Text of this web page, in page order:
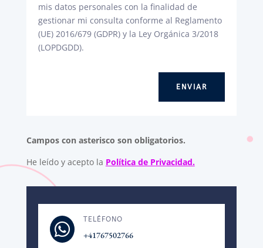
mis datos personales con la finalidad de
gestionar mi consulta conforme al Reglamento
(UE) 2016/679 (GDPR) y la Ley Orgánica 3/2018
(LOPDGDD).
ENVIAR
Campos con asterisco son obligatorios.
He leído y acepto la Política de Privacidad.

TELÉFONO
+41767502766